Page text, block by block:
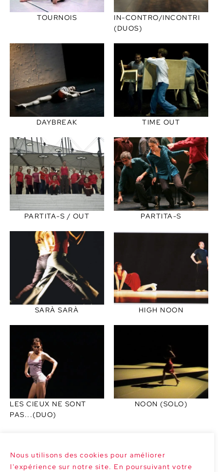
Nous utilisons des cookies pour améliorer
l'expérience sur notre site. En poursuivant votre
TOURNOIS
IN-CONTRO/INCONTRI
(DUOS)
DAYBREAK TIME OUT
PARTITA-S / OUT PARTITA-S
SARÀ SARÀ HIGH NOON
LES CIEUX NE SONT
PAS...(DUO)
NOON (SOLO)